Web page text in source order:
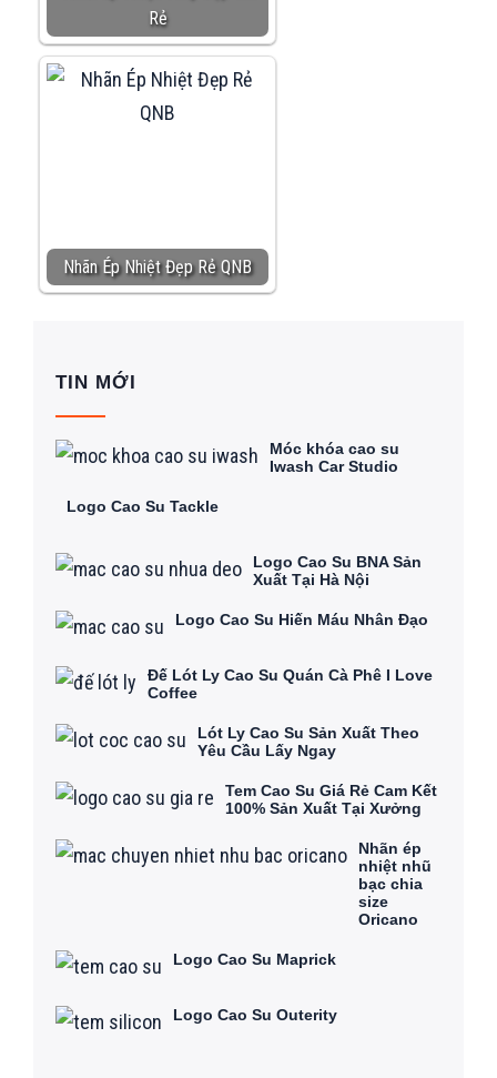
Rẻ
Nhãn Ép Nhiệt Đẹp Rẻ QNB
TIN MỚI
Móc khóa cao su
Iwash Car Studio
Logo Cao Su Tackle
Logo Cao Su BNA Sản
Xuất Tại Hà Nội
Logo Cao Su Hiến Máu Nhân Đạo
Đế Lót Ly Cao Su Quán Cà Phê I Love
Coffee
Lót Ly Cao Su Sản Xuất Theo
Yêu Cầu Lấy Ngay
Tem Cao Su Giá Rẻ Cam Kết
100% Sản Xuất Tại Xưởng
Nhãn ép
nhiệt nhũ
bạc chia
size
Oricano
Logo Cao Su Maprick
Logo Cao Su Outerity